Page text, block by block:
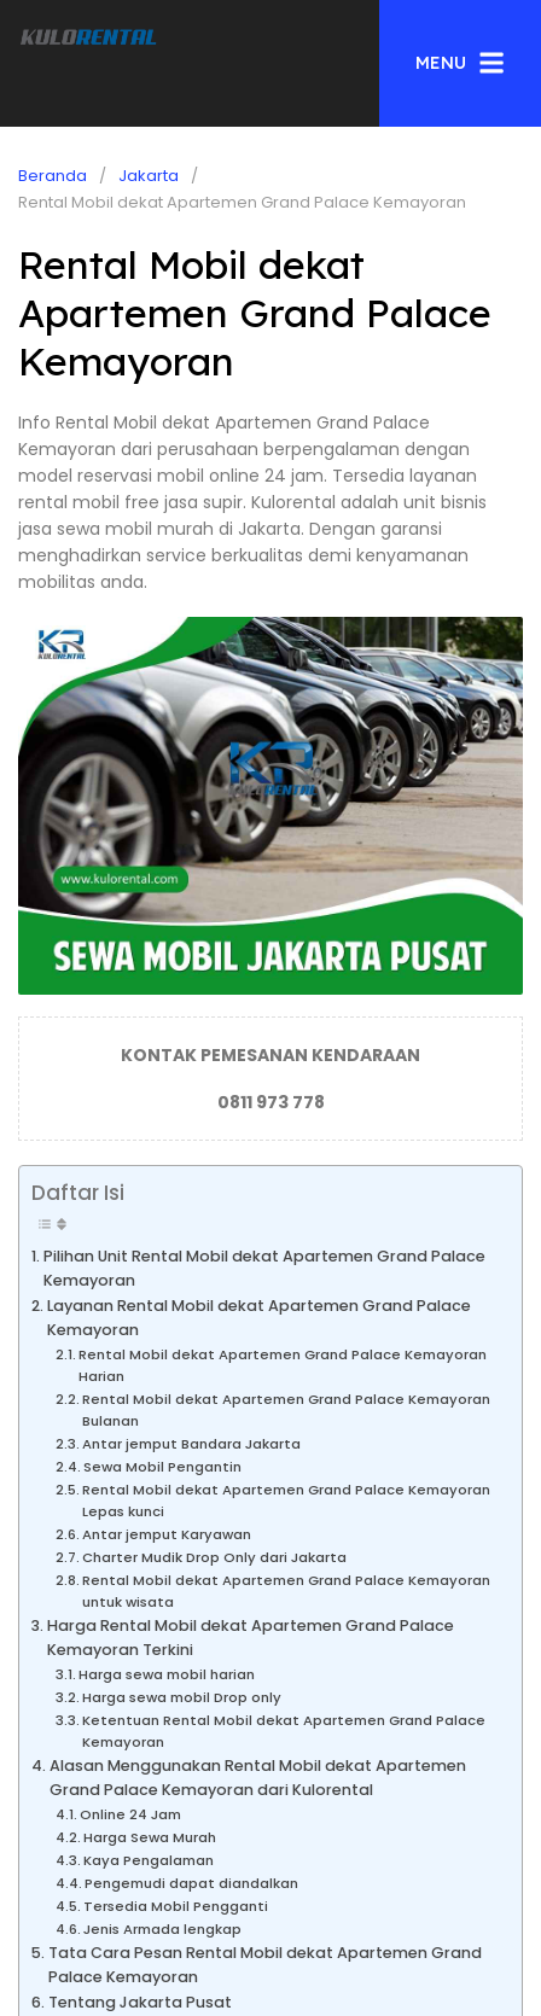
MENU
Beranda
Jakarta
Rental Mobil dekat Apartemen Grand Palace Kemayoran
Rental Mobil dekat
Apartemen Grand Palace
Kemayoran
Info Rental Mobil dekat Apartemen Grand Palace
Kemayoran dari perusahaan berpengalaman dengan
model reservasi mobil online 24 jam. Tersedia layanan
rental mobil free jasa supir. Kulorental adalah unit bisnis
jasa sewa mobil murah di Jakarta. Dengan garansi
menghadirkan service berkualitas demi kenyamanan
mobilitas anda.
KONTAK PEMESANAN KENDARAAN
0811 973 778
Daftar Isi
Pilihan Unit Rental Mobil dekat Apartemen Grand Palace
Kemayoran
Layanan Rental Mobil dekat Apartemen Grand Palace
Kemayoran
Rental Mobil dekat Apartemen Grand Palace Kemayoran
Harian
Rental Mobil dekat Apartemen Grand Palace Kemayoran
Bulanan
Antar jemput Bandara Jakarta
Sewa Mobil Pengantin
Rental Mobil dekat Apartemen Grand Palace Kemayoran
Lepas kunci
Antar jemput Karyawan
Charter Mudik Drop Only dari Jakarta
Rental Mobil dekat Apartemen Grand Palace Kemayoran
untuk wisata
Harga Rental Mobil dekat Apartemen Grand Palace
Kemayoran Terkini
Harga sewa mobil harian
Harga sewa mobil Drop only
Ketentuan Rental Mobil dekat Apartemen Grand Palace
Kemayoran
Alasan Menggunakan Rental Mobil dekat Apartemen
Grand Palace Kemayoran dari Kulorental
Online 24 Jam
Harga Sewa Murah
Kaya Pengalaman
Pengemudi dapat diandalkan
Tersedia Mobil Pengganti
Jenis Armada lengkap
Tata Cara Pesan Rental Mobil dekat Apartemen Grand
Palace Kemayoran
Tentang Jakarta Pusat